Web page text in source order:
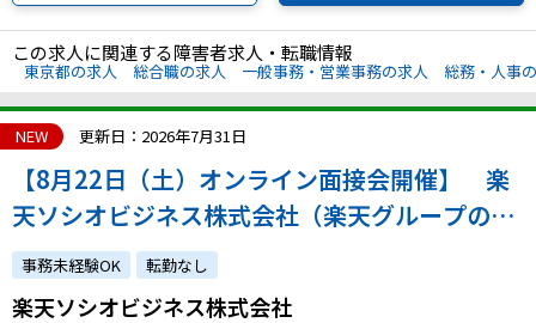
この求人に関連する障害者求人・転職情報
東京都の求人 総合職の求人 一般事務・営業事務の求人 総務・人事
NEW 更新日：2026年7月31日
【8月22日（土）オンライン面接会開催】 楽
天ソシオビジネス株式会社（楽天グループの特
例子会社◎障害の有無にかかわらずチャレンジ
できます）
事務未経験OK 転勤なし
楽天ソシオビジネス株式会社